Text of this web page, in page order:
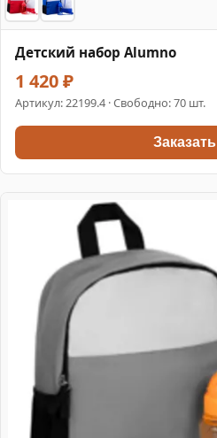
Детский набор Alumno
1 420 ₽
Артикул: 22199.4 · Свободно: 70 шт.
Заказать